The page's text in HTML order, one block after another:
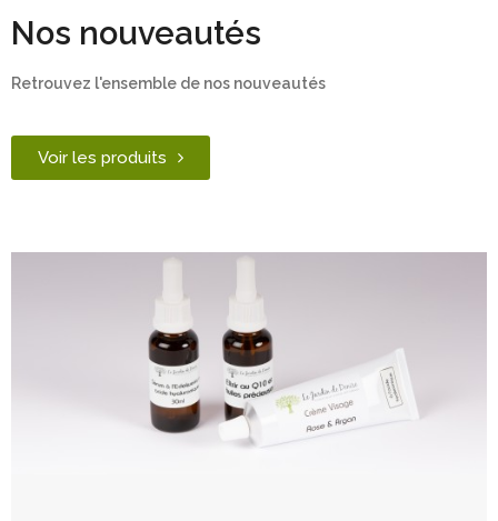
Nos nouveautés
Retrouvez l'ensemble de nos nouveautés
Voir les produits